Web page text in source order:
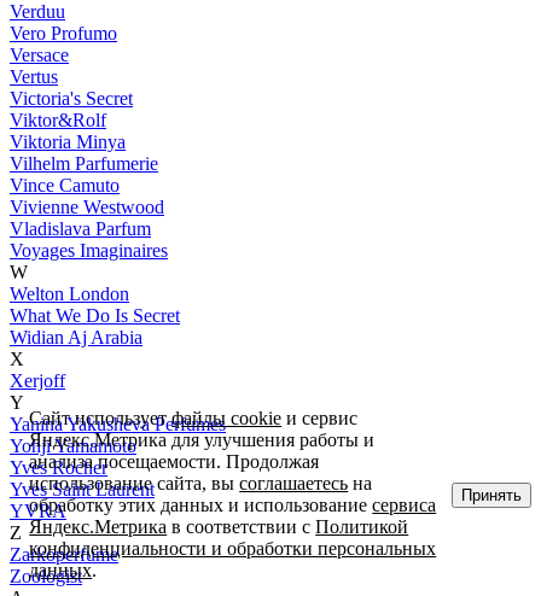
Verduu
Vero Profumo
Versace
Vertus
Victoria's Secret
Viktor&Rolf
Viktoria Minya
Vilhelm Parfumerie
Vince Camuto
Vivienne Westwood
Vladislava Parfum
Voyages Imaginaires
W
Welton London
What We Do Is Secret
Widian Aj Arabia
X
Xerjoff
Y
Yanina Yakusheva Perfumes
Yohji Yamamoto
Yves Rocher
Yves Saint Laurent
YVRA
Z
Zarkoperfume
Zoologist
Сайт используетфайлы cookie и сервис
Яндекс.Метрика для улучшения работы и
анализа посещаемости. Продолжая
использование сайта, высоглашаетесь на
обработку этих данных и использованиесервиса
Яндекс.Метрика в соответствии сПолитикой
конфиденциальности и обработки персональных
данных.
Принять